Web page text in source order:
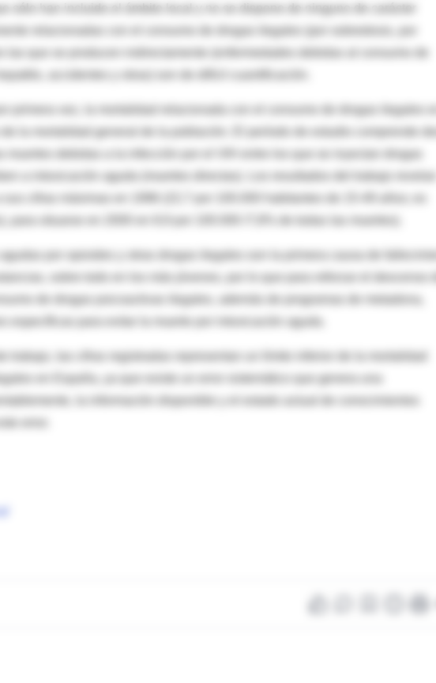
sólo han incluido el ámbito local y no se dispone de ninguno de carácter
relacionadas con el consumo de drogas ilegales (por sobredosis, por
las que se producen indirectamente (enfermedades debidas al consumo de
accidentes y otras) son de difícil cuantificación.
primera vez, la mortalidad relacionada con el consumo de drogas ilegales en
la mortalidad general de la población. El período de estudio comprende
muertes debidas a la infección por el VIH entre los que se inyectan drogas
a intoxicación aguda (muertes directas). Los resultados del trabajo revelan
cifras máximas en 1996 (22,7 por 100.000 habitantes de 15-49 años; es
por opioides y otras drogas ilegales son la primera causa de
de drogas psicoactivas ilegales, además de programas de metadona,
específicas para evitar la muerte por intoxicación aguda.
trabajo, las cifras registradas representan un límite inferior de la mortalidad
en España, ya que existe un error sistemático que genera una
error.